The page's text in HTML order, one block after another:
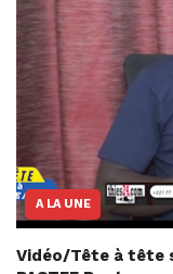
A LA UNE
Vidéo/Tête à tête